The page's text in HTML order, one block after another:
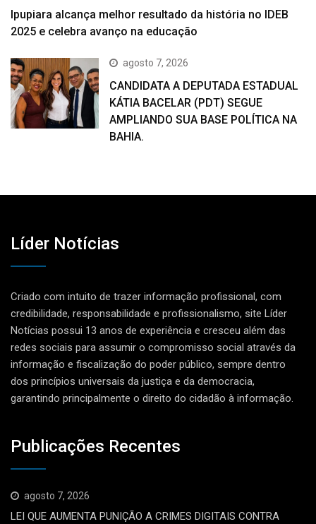
Ipupiara alcança melhor resultado da história no IDEB
2025 e celebra avanço na educação
agosto 7, 2026
CANDIDATA A DEPUTADA ESTADUAL
KÁTIA BACELAR (PDT) SEGUE
AMPLIANDO SUA BASE POLÍTICA NA
BAHIA.
Líder Notícias
Criado com intuito de trazer informação profissional, com
credibilidade, responsabilidade e profissionalismo, site Líder
Notícias possui 13 anos de experiência e cresceu além das
redes sociais para assumir o compromisso social através da
informação e fiscalização do poder público, sempre dentro
dos princípios universais da justiça e da democracia,
garantindo principalmente o direito do cidadão à informação.
Publicações Recentes
agosto 7, 2026
LEI QUE AUMENTA PUNIÇÃO A CRIMES DIGITAIS CONTRA